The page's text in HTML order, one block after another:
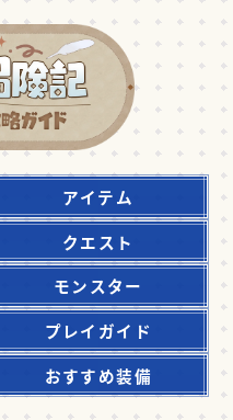
アイテム
クエスト
モンスター
プレイガイド
おすすめ装備